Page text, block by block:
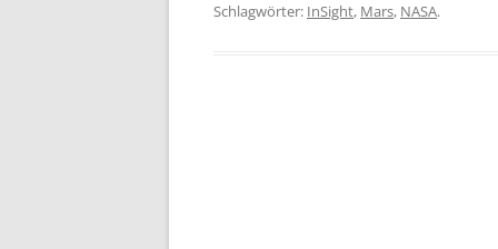
Schlagwörter: InSight, Mars, NASA.